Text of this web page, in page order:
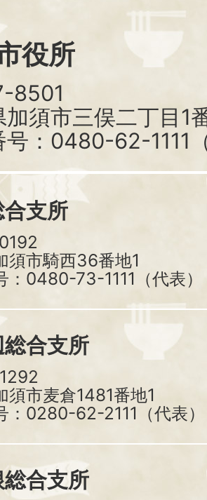
役所
8501
須市三俣二丁目1
号：0480-62-1111
支所
須市騎西36番地1
：0480-73-1111（代表）
合支所
須市麦倉1481番地1
：0280-62-2111（代表）
合支所